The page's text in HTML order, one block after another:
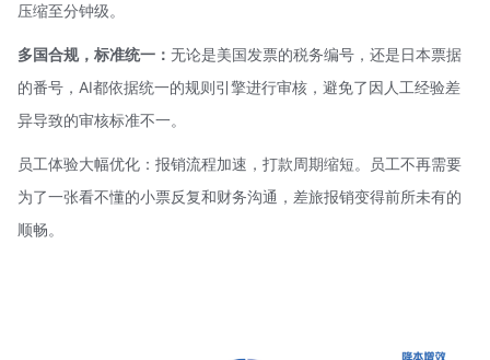
压缩至分钟级。
多国合规，标准统一： 无论是美国发票的税务编号，还是日本票据
的番号，AI都依据统一的规则引擎进行审核，避免了因人工经验差
异导致的审核标准不一。
员工体验大幅优化：报销流程加速，打款周期缩短。员工不再需要
为了一张看不懂的小票反复和财务沟通，差旅报销变得前所未有的
顺畅。